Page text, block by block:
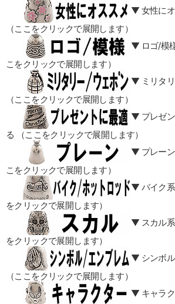
▼ 女性に
（ここをクリックで展開します）
▼ ロゴ/模
こをクリックで展開します）
▼ ミリタ
（ここをクリックで展開します）
▼ プレゼ
る （ここをクリックで展開します）
▼ プレー
こをクリックで展開します）
▼ バイク
をクリックで展開します）
▼ スカル
をクリックで展開します）
▼ シンボ
（ここをクリックで展開します）
▼ キャラ